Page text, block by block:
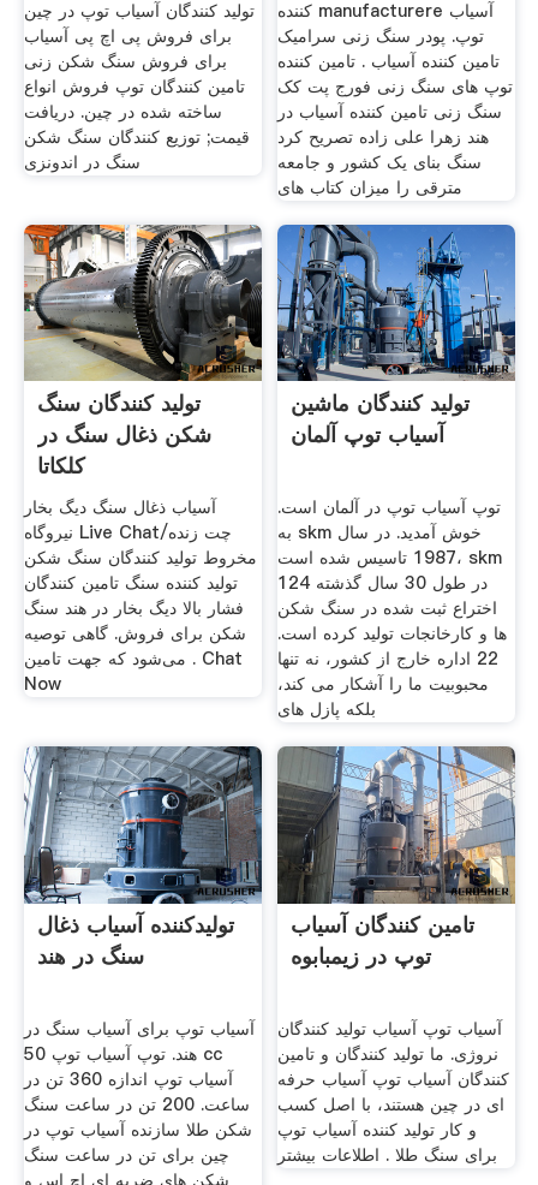
تولید کنندگان آسیاب توپ در چین
برای فروش پی اچ پی آسیاب
برای فروش سنگ شکن زنی
تامین کنندگان توپ فروش انواع
ساخته شده در چین. دریافت
قیمت; توزیع کنندگان سنگ شکن
سنگ در اندونزی
کننده manufacturere آسیاب
توپ. پودر سنگ زنی سرامیک
تامین کننده آسیاب . تامین کننده
توپ های سنگ زنی فورج پت کک
سنگ زنی تامین کننده آسیاب در
هند زهرا علی زاده تصریح کرد
سنگ بنای یک کشور و جامعه
مترقی را میزان کتاب های
تولید کنندگان سنگ
شکن ذغال سنگ در
کلکاتا
آسیاب ذغال سنگ دیگ بخار
نیروگاه Live Chat/چت زنده
مخروط تولید کنندگان سنگ شکن
تولید کننده سنگ تامین کنندگان
فشار بالا دیگ بخار در هند سنگ
شکن برای فروش. گاهی توصیه
می‌شود که جهت تامین . Chat
Now
تولید کنندگان ماشین
آسیاب توپ آلمان
توپ آسیاب توپ در آلمان است.
به skm خوش آمدید. در سال
1987 تاسیس شده است، skm
در طول 30 سال گذشته 124
اختراع ثبت شده در سنگ شکن
ها و کارخانجات تولید کرده است.
22 اداره خارج از کشور، نه تنها
محبوبیت ما را آشکار می کند،
بلکه پازل های
تولیدکننده آسیاب ذغال
سنگ در هند
آسیاب توپ برای آسیاب سنگ در
هند. توپ آسیاب توپ 50 cc
آسیاب توپ اندازه 360 تن در
ساعت. 200 تن در ساعت سنگ
شکن طلا سازنده آسیاب توپ در
چین برای تن در ساعت سنگ
تامین کنندگان آسیاب
توپ در زیمبابوه
آسیاب توپ آسیاب تولید کنندگان
نروژی. ما تولید کنندگان و تامین
کنندگان آسیاب توپ آسیاب حرفه
ای در چین هستند، با اصل کسب
و کار تولید کننده آسیاب توپ
برای سنگ طلا . اطلاعات بیشتر